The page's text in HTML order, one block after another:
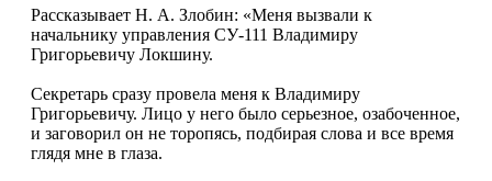
Рассказывает Н. А. Злобин: «Меня вызвали к
начальнику управления СУ-111 Владимиру
Григорьевичу Локшину.
Секретарь сразу провела меня к Владимиру
Григорьевичу. Лицо у него было серьезное, озабоченное,
и заговорил он не торопясь, подбирая слова и все время
глядя мне в глаза.